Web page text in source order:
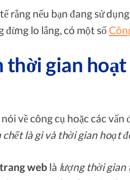
rằng nếu bạn đang sử
đừng lo lắng, có một số
gian hoạt
về công cụ hoặc các
là gì và thời gian hoạt
web là lượng thời